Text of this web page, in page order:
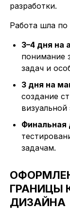
разработки.
Работа шла по
3–4 дня на
понимание
задач и
3 дня на
создание
визуальной
Финальная
задачам.
ГРАНИЦЫ
ДИЗАЙНА